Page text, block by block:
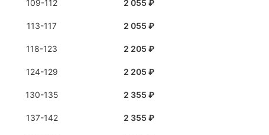
109-112 2 055 ₽
113-117 2 055 ₽
118-123 2 205 ₽
124-129 2 205 ₽
130-135 2 355 ₽
137-142 2 355 ₽